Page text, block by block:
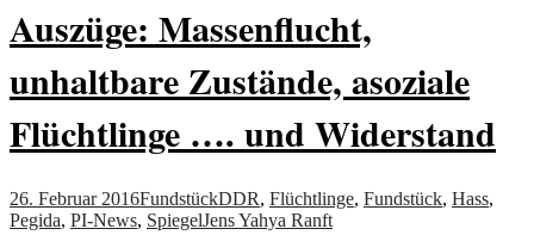
Auszüge: Massenflucht,
unhaltbare Zustände, asoziale
Flüchtlinge …. und Widerstand
26. Februar 2016FundstückDDR, Flüchtlinge, Fundstück, Hass,
Pegida, PI-News, SpiegelJens Yahya Ranft